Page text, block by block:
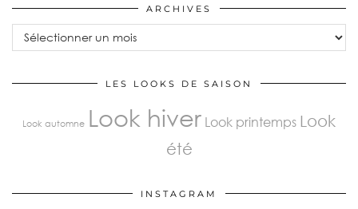
ARCHIVES
LES LOOKS DE SAISON
Look automne Look hiver Look printemps Look
été
INSTAGRAM